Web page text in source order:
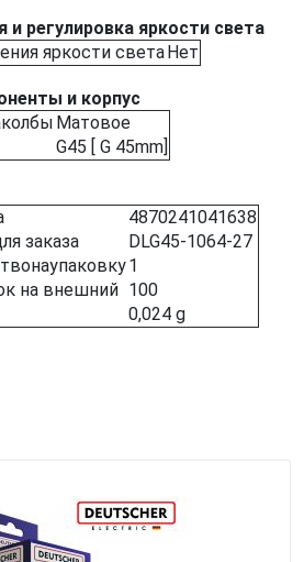
и регулировка яркости света
яркости светаНет
и корпус
Матовое
G45 [ G 45mm]
4870241041638
заказа
DLG45-1064-27
1
на внешний 100
0,024 g